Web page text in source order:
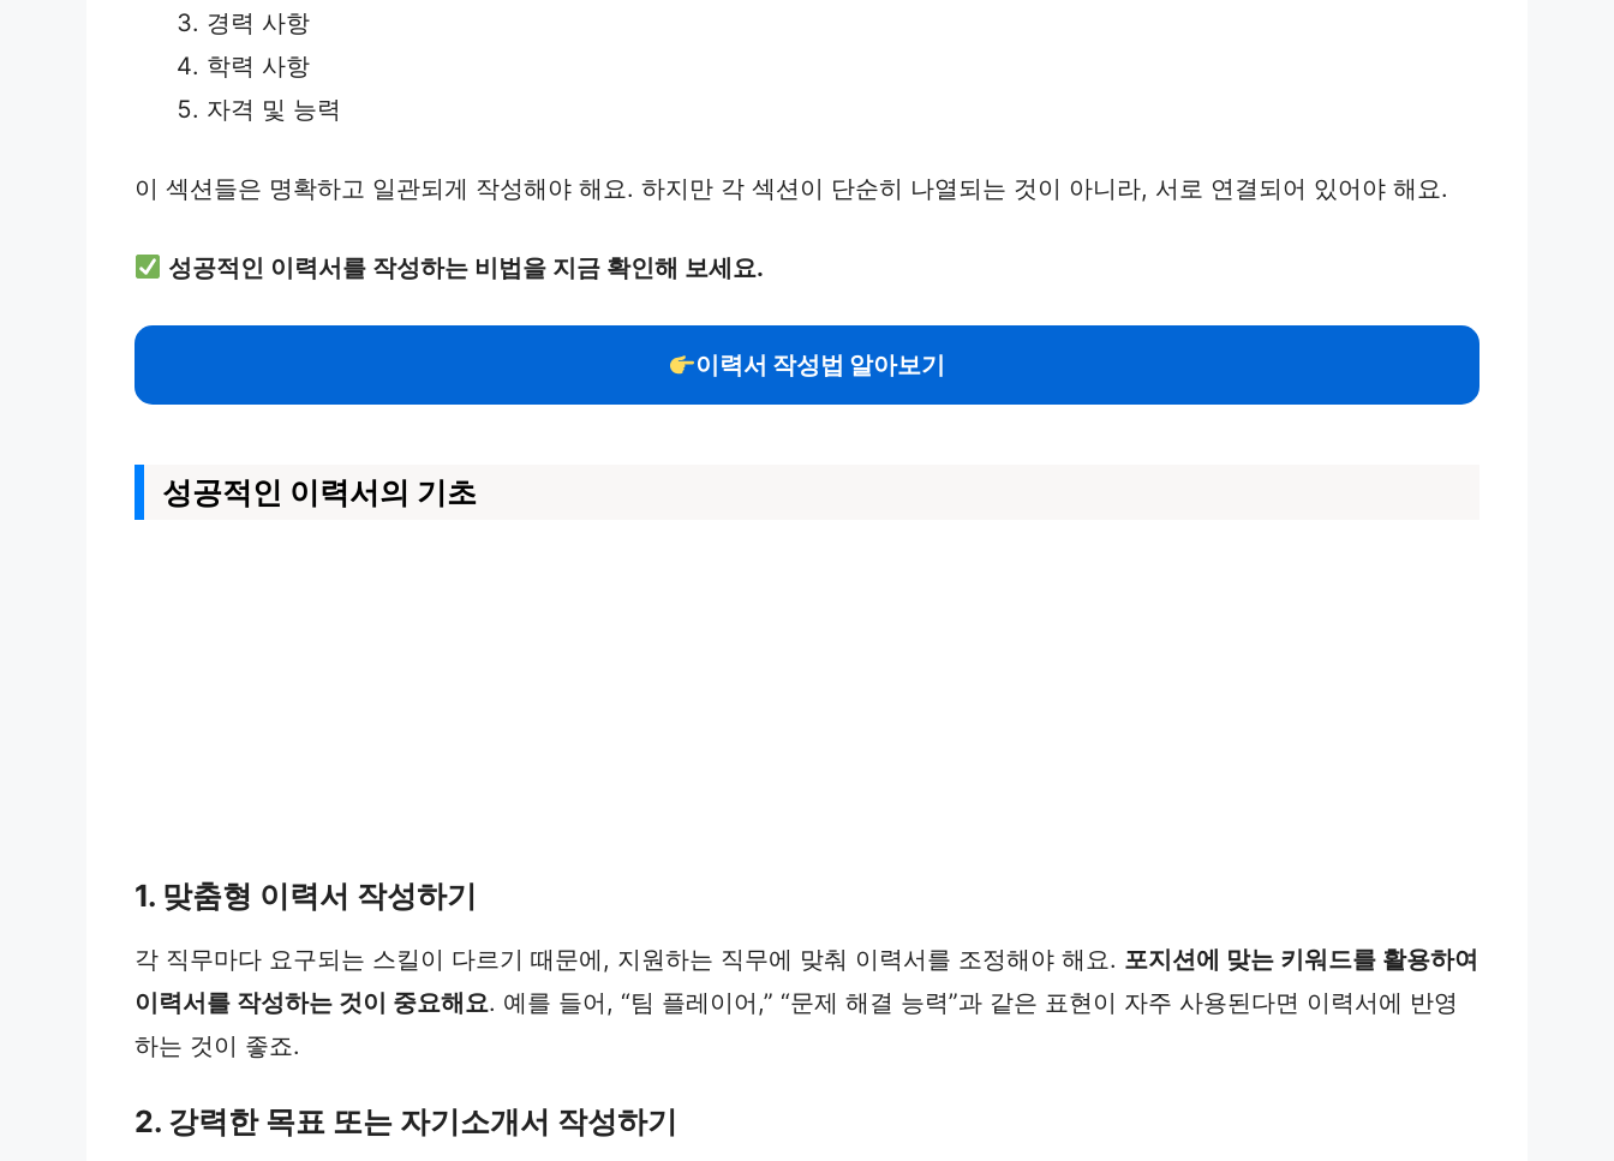
경력 사항
학력 사항
자격 및 능력
이 섹션들은 명확하고 일관되게 작성해야 해요. 하지만 각 섹션이 단순히 나열되는 것이 아니라, 서로 연결되어 있어야 해요.
성공적인 이력서를 작성하는 비법을 지금 확인해 보세요.
이력서 작성법 알아보기
성공적인 이력서의 기초
1. 맞춤형 이력서 작성하기
각 직무마다 요구되는 스킬이 다르기 때문에, 지원하는 직무에 맞춰 이력서를 조정해야 해요. 포지션에 맞는 키워드를 활용하여
이력서를 작성하는 것이 중요해요. 예를 들어, “팀 플레이어,” “문제 해결 능력”과 같은 표현이 자주 사용된다면 이력서에 반영
하는 것이 좋죠.
2. 강력한 목표 또는 자기소개서 작성하기